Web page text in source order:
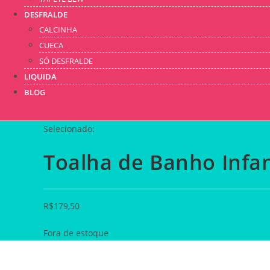
DESFRALDE
CALCINHA
CUECA
SÓ DESFRALDE
LIQUIDA
BLOG
Selecionado:
Toalha de Banho
R$179,50
Fora de estoque